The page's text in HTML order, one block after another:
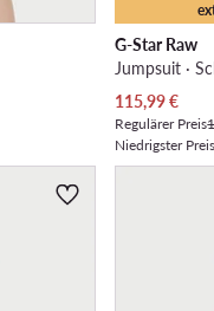
G-Star Raw
Jumpsuit ·
Aktueller Preis
115,99€
Regulärer Preis
Niedrigster